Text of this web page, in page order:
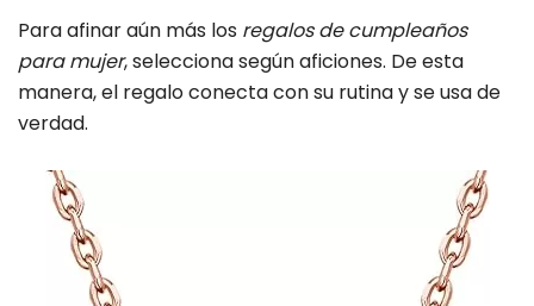
Para afinar aún más los regalos de cumpleaños
para mujer, selecciona según aficiones. De esta
manera, el regalo conecta con su rutina y se usa de
verdad.